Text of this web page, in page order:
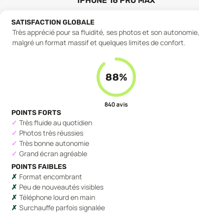
SATISFACTION GLOBALE
Très apprécié pour sa fluidité, ses photos et son autonomie,
malgré un format massif et quelques limites de confort.
88%
840avis
POINTS FORTS
Très fluide au quotidien
Photos très réussies
Très bonne autonomie
Grand écran agréable
POINTS FAIBLES
Format encombrant
Peu de nouveautés visibles
Téléphone lourd en main
Surchauffe parfois signalée